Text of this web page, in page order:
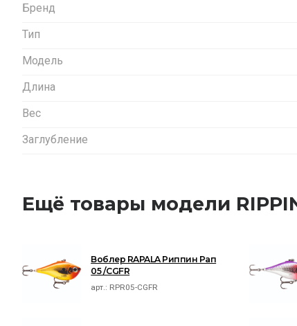
Бренд
Тип
Модель
Длина
Вес
Заглубление
Ещё товары модели
Воблер RAPALA Риппин Рап
05 /CGFR
арт.: RPR05-CGFR